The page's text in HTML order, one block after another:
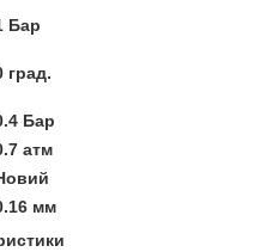
Бар
град.
Бар
атм
мм